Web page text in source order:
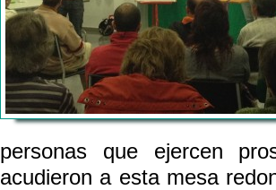
personas que ejercen
acudieron a esta mesa